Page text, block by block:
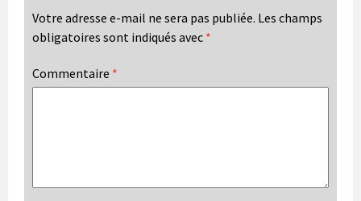
Votre adresse e-mail ne sera pas publiée. Les champs
obligatoires sont indiqués avec *
Commentaire *